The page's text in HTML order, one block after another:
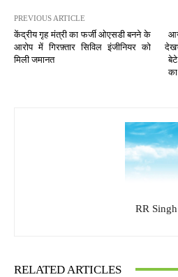
PREVIOUS ARTICLE
केंद्रीय गृह मंत्री का फर्जी ओएसडी बनने के
आरोप में गिरफ़्तार सिविल इंजीनियर को
मिली जमानत
RR Singh
RELATED ARTICLES